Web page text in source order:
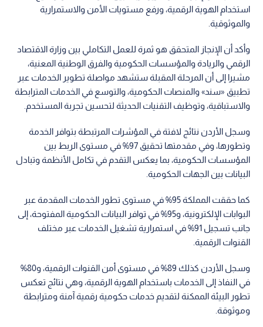
كما حققت المملكة 95% في مستوى تطور الخدمات المقدمة عبر
القنوات الرقمية.
وسجل الأردن كذلك 89% في مستوى أمن القنوات الرقمية، و80%
في النفاذ إلى الخدمات باستخدام الهوية الرقمية، وهي نتائج تعكس
تطور البيئة الممكنة لتقديم خدمات حكومية رقمية آمنة ومترابطة
وعلى مستوى الركائز الرئيسية للمؤشر، حقق الأردن 72% في توافر
الخدمة وتطورها، و65% في استخدام الخدمة ورضا المستخدم عنها،
ويشير ارتفاع نتيجة الوصول إلى الجمهور إلى تطور جهود التعريف
بالخدمات الحكومية الرقمية، وتعزيز قنوات التواصل والدعم، وتمكين
المستخدمين من الوصول إلى الخدمات والاستفادة منها بصورة
وشمل تقييم الأردن 99 خدمة حكومية تابعة لـ 41 مؤسسة، تغطي
مجموعة واسعة من الخدمات المقدمة للأفراد ومؤسسات الأعمال،